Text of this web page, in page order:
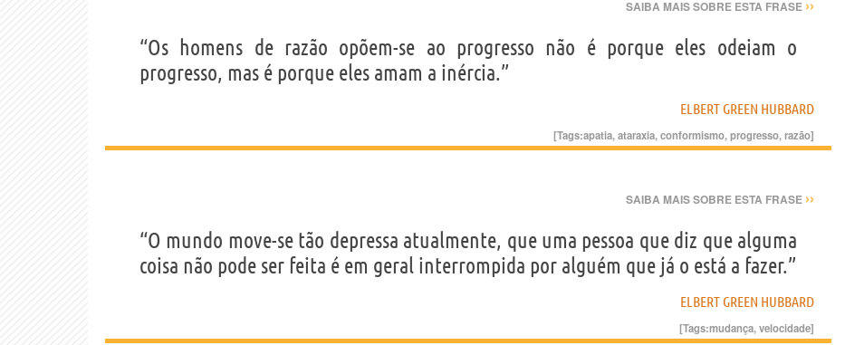
SAIBA MAIS SOBRE ESTA FRASE ››
“Os homens de razão opõem-se ao progresso não é porque eles odeiam o
progresso, mas é porque eles amam a inércia.”
ELBERT GREEN HUBBARD
[Tags:apatia,ataraxia,conformismo,progresso,razão]
SAIBA MAIS SOBRE ESTA FRASE ››
“O mundo move-se tão depressa atualmente, que uma pessoa que diz que alguma
coisa não pode ser feita é em geral interrompida por alguém que já o está a fazer.”
ELBERT GREEN HUBBARD
[Tags:mudança,velocidade]